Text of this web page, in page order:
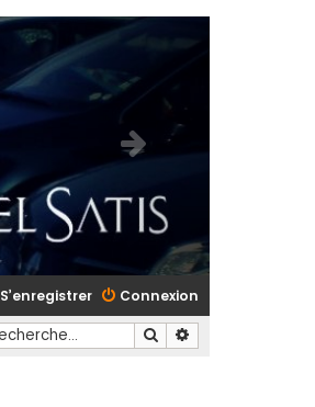
Connexion
S’enregistrer
Rechercher